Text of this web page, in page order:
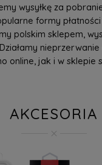
wysyłkę za
formy płatności
polskim sklepem,
nieprzerwanie
online, jak i w sklepie
AKCESORIA